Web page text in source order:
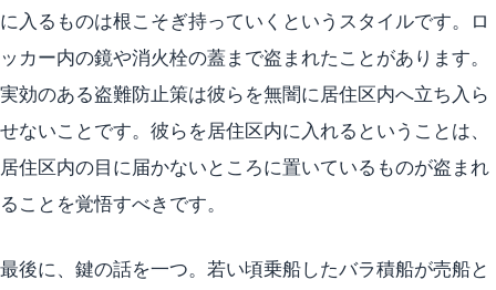
に入るものは根こそぎ持っていくというスタイルです。ロ
ッカー内の鏡や消火栓の蓋まで盗まれたことがあります。
実効のある盗難防止策は彼らを無闇に居住区内へ立ち入ら
せないことです。彼らを居住区内に入れるということは、
居住区内の目に届かないところに置いているものが盗まれ
ることを覚悟すべきです。
最後に、鍵の話を一つ。若い頃乗船したバラ積船が売船と